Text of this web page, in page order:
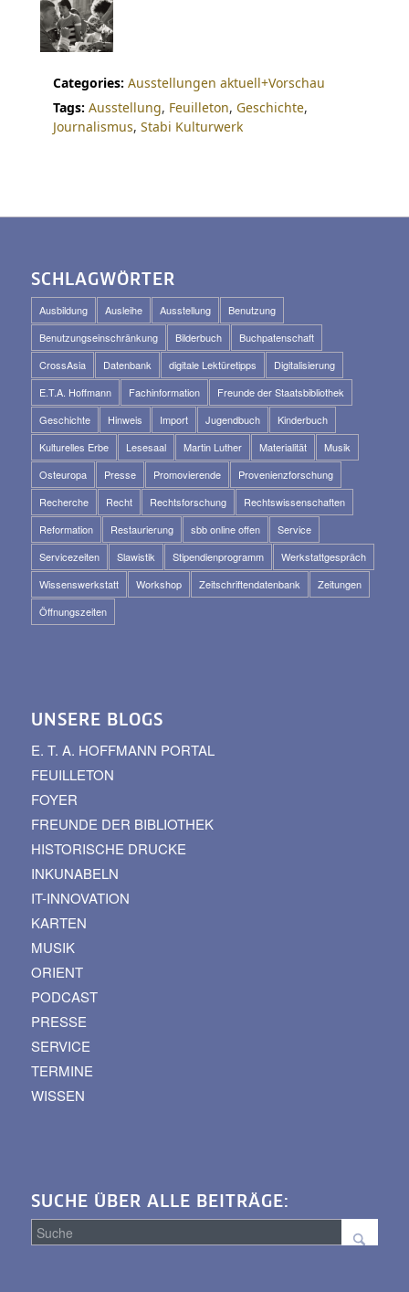
Categories: Ausstellungen aktuell+Vorschau
Tags: Ausstellung, Feuilleton, Geschichte,
Journalismus, Stabi Kulturwerk
SCHLAGWÖRTER
Ausbildung Ausleihe Ausstellung
Benutzung
Benutzungseinschränkung
Bilderbuch
Buchpatenschaft
CrossAsia
Datenbank digitale Lektüretipps
Digitalisierung
E.T.A. Hoffmann
Fachinformation
Freunde der Staatsbibliothek
Geschichte
Hinweis Import Jugendbuch
Kinderbuch
Kulturelles Erbe
Lesesaal Martin Luther Materialität
Musik
Osteuropa
Presse Promovierende
Provenienzforschung
Recherche
Recht Rechtsforschung
Rechtswissenschaften
Reformation
Restaurierung sbb online offen
Service
Servicezeiten
Slawistik Stipendienprogramm
Werkstattgespräch
Wissenswerkstatt
Workshop Zeitschriftendatenbank
Zeitungen
Öffnungszeiten
UNSERE BLOGS
E. T. A. HOFFMANN PORTAL
FEUILLETON
FOYER
FREUNDE DER BIBLIOTHEK
HISTORISCHE DRUCKE
INKUNABELN
IT-INNOVATION
KARTEN
MUSIK
ORIENT
PODCAST
PRESSE
SERVICE
TERMINE
WISSEN
SUCHE ÜBER ALLE BEITRÄGE: